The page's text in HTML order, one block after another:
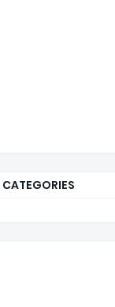
CATEGORIES